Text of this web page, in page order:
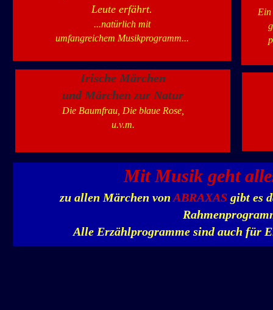
Mit Musik geht
zu allen Märchen von ABRAXAS gibt es
Alle Erzählprogramme sind auch für
Leute erfährt.
...natürlich mit
umfangreichem Musikprogramm...
Ein
Irische Märchen
und Märchen zur Natur
Die Baumfrau, Die blaue Rose,
u.v.m.